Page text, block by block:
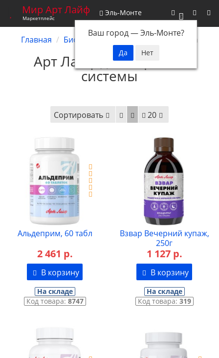
0
Мир Арт Лайф
Маркетплейс
Эль-Монте
Ваш город —Эль-Монте?
Главная Биокомплексы Нервная система
Арт Лайф для нервной
системы
Сортировать 20
Альдеприм, 60 табл
2 461 р.
В корзину
На складе
Код товара: 8747
Взвар Вечерний купаж,
250г
1 127 р.
В корзину
На складе
Код товара: 319